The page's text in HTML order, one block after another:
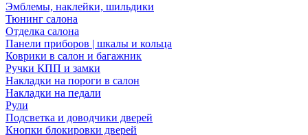
Эмблемы, наклейки, шильдики
Тюнинг салона
Отделка салона
Панели приборов | шкалы и кольца
Коврики в салон и багажник
Ручки КПП и замки
Накладки на пороги в салон
Накладки на педали
Рули
Подсветка и доводчики дверей
Кнопки блокировки дверей